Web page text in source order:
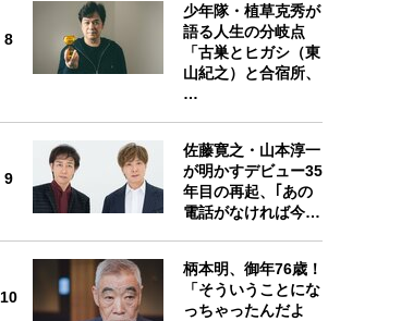
8
少年隊・植草克秀が
語る人生の分岐点
「古巣とヒガシ（東
山紀之）と合宿所、
…
9
佐藤寛之・山本淳一
が明かすデビュー35
年目の再起、｢あの
電話がなければ今…
10
柄本明、御年76歳！
「そういうことにな
っちゃったんだよ